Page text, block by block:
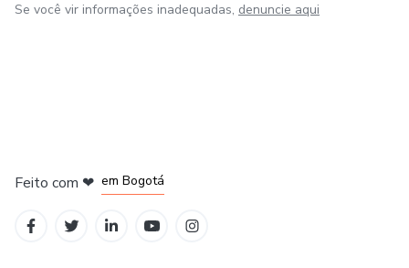
Se você vir informações inadequadas, denuncie aqui
Feito com ❤ em Bogotá